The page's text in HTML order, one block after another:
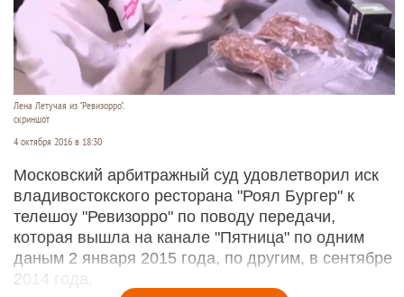
Лена Летучая из "Ревизорро".
скриншот
4 октября 2016 в 18:30
Московский арбитражный суд удовлетворил иск
владивостокского ресторана "Роял Бургер" к
телешоу "Ревизорро" по поводу передачи,
которая вышла на канале "Пятница" по одним
даным 2 января 2015 года, по другим, в сентябре
2014 года.